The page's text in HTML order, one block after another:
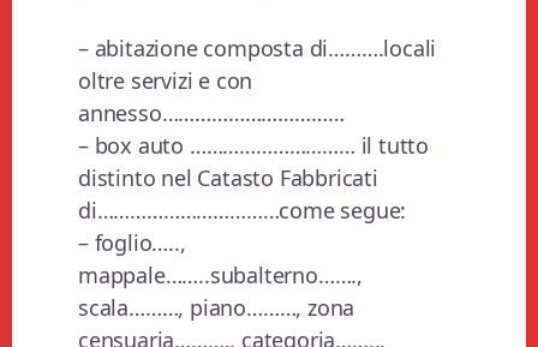
– abitazione composta di……….locali
oltre servizi e con
annesso……………………………
– box auto ………………………… il tutto
distinto nel Catasto Fabbricati
di……………………………come segue:
– foglio…..,
mappale……..subalterno…….,
scala………, piano………, zona
censuaria………., categoria……..,